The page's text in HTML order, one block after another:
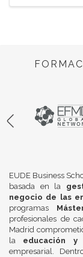
EUDE Business
basada en la
negocio de las
programas
profesionales de
Madrid
la educación y
empresarial.